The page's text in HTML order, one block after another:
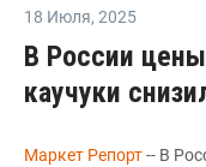
18 Июля, 2025
В России
каучуки
Маркет Репорт-- В